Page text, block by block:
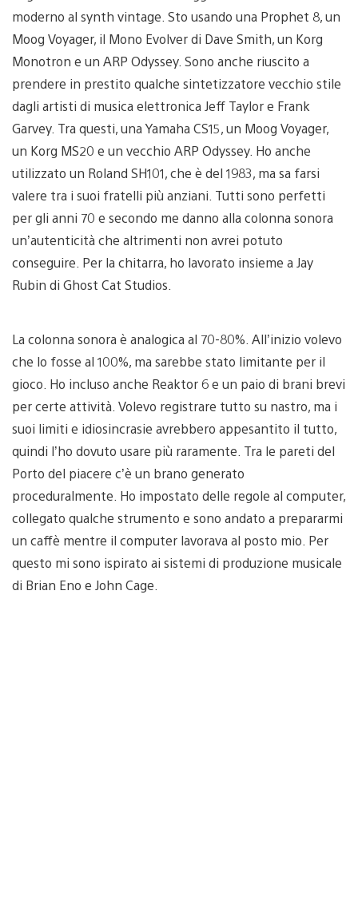
moderno al synth vintage. Sto usando una Prophet 8, un
Moog Voyager, il Mono Evolver di Dave Smith, un Korg
Monotron e un ARP Odyssey. Sono anche riuscito a
prendere in prestito qualche sintetizzatore vecchio stile
dagli artisti di musica elettronica Jeff Taylor e Frank
Garvey. Tra questi, una Yamaha CS15, un Moog Voyager,
un Korg MS20 e un vecchio ARP Odyssey. Ho anche
utilizzato un Roland SH101, che è del 1983, ma sa farsi
valere tra i suoi fratelli più anziani. Tutti sono perfetti
per gli anni 70 e secondo me danno alla colonna sonora
un’autenticità che altrimenti non avrei potuto
conseguire. Per la chitarra, ho lavorato insieme a Jay
Rubin di Ghost Cat Studios.
La colonna sonora è analogica al 70-80%. All’inizio volevo
che lo fosse al 100%, ma sarebbe stato limitante per il
gioco. Ho incluso anche Reaktor 6 e un paio di brani brevi
per certe attività. Volevo registrare tutto su nastro, ma i
suoi limiti e idiosincrasie avrebbero appesantito il tutto,
quindi l’ho dovuto usare più raramente. Tra le pareti del
Porto del piacere c’è un brano generato
proceduralmente. Ho impostato delle regole al computer,
collegato qualche strumento e sono andato a prepararmi
un caffè mentre il computer lavorava al posto mio. Per
questo mi sono ispirato ai sistemi di produzione musicale
di Brian Eno e John Cage.